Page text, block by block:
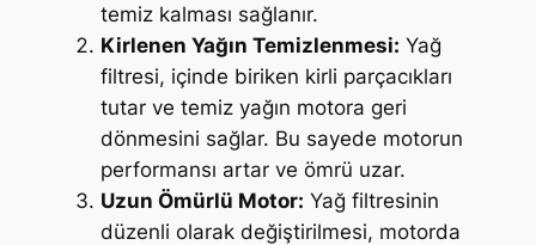
temiz kalması sağlanır.
Kirlenen Yağın Temizlenmesi: Yağ
filtresi, içinde biriken kirli parçacıkları
tutar ve temiz yağın motora geri
dönmesini sağlar. Bu sayede motorun
performansı artar ve ömrü uzar.
Uzun Ömürlü Motor: Yağ filtresinin
düzenli olarak değiştirilmesi, motorda